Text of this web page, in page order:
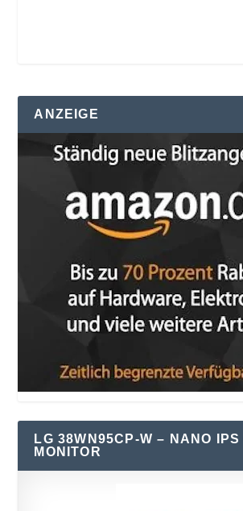
ANZEIGE
LG 38WN95CP-W – NANO IPS
MONITOR